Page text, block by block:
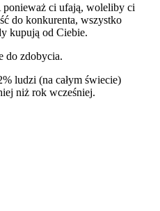
ponieważ ci ufają, woleliby ci
do konkurenta, wszystko
kupują od Ciebie.
do zdobycia.
ludzi (na całym świecie)
niż rok wcześniej.